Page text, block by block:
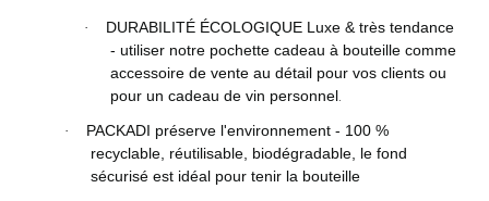
·
DURABILITÉ ÉCOLOGIQUE Luxe & très tendance
- utiliser notre pochette cadeau à bouteille comme
accessoire de vente au détail pour vos clients ou
pour un cadeau de vin personnel
·
PACKADI préserve l'environnement - 100 %
recyclable, réutilisable, biodégradable, le fond
sécurisé est idéal pour tenir la bouteille